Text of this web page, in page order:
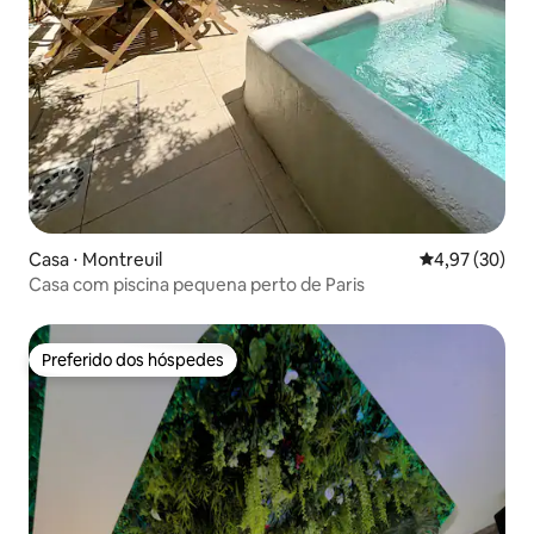
Casa ⋅ Montreuil 4,97 de uma
4,97 (30)
Casa com piscina pequena perto de Paris
Preferido dos hóspedes
Preferido dos hóspedes